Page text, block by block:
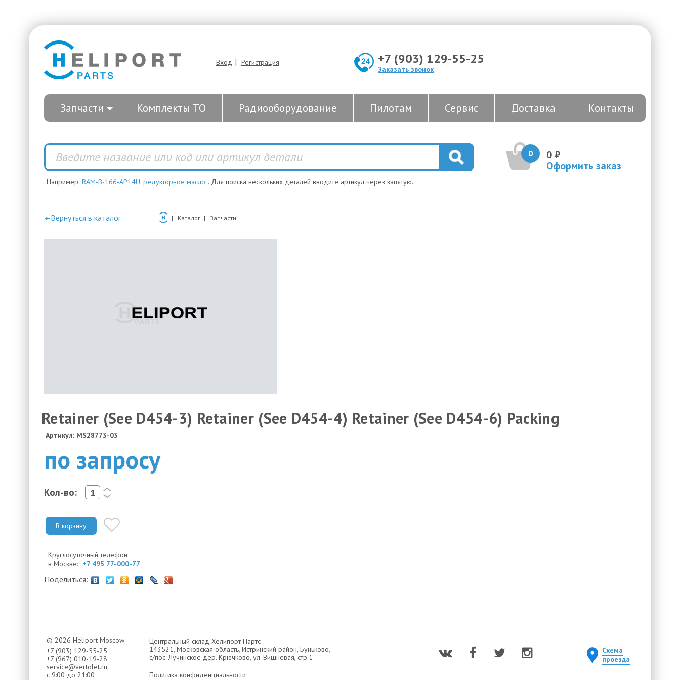
Вход | Регистрация +7 (903) 129-55-25
Заказать звонок
Запчасти Комплекты ТО Радиооборудование Пилотам Сервис Доставка Контакты
0
0 ₽
Оформить заказ
Например: RAM-B-166-AP14U, редукторное масло . Для поиска нескольких деталей вводите артикул через запятую.
—Вернуться в каталог Каталог Запчасти
Retainer (See D454-3) Retainer (See D454-4) Retainer (See D454-6) Packing
Артикул: MS28773-03
по запросу
Кол-во:
<
>
В корзину
Круглосуточный телефон
в Москве: +7 495 77-000-77
Поделиться:
© 2026 Heliport Moscow
+7 (903) 129-55-25
+7 (967) 010-19-28
service@vertolet.ru
с 9:00 до 21:00
Центральный склад Хелипорт Партс
143521, Московская область, Истринский район, Буньково,
с/пос. Лучинское дер. Крючково, ул. Вишнёвая, стр.1
Политика конфиденциальности
Схема
проезда